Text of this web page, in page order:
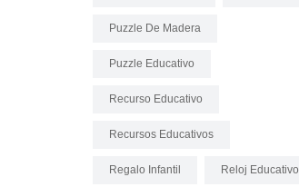
Puzzle De Madera
Puzzle Educativo
Recurso Educativo
Recursos Educativos
Regalo Infantil Reloj Educativo